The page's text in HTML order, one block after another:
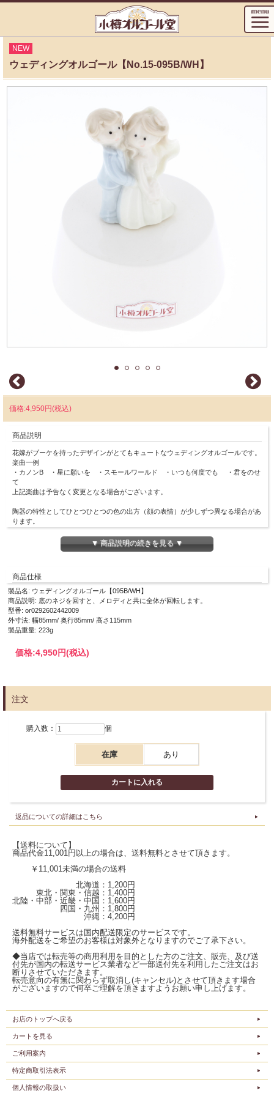
NEW
ウェディングオルゴール【No.15-095B/WH】
価格:4,950円(税込)
商品説明
花嫁がブーケを持ったデザインがとてもキュートなウェディングオルゴールです。
楽曲一例
・カノンB ・星に願いを ・スモールワールド ・いつも何度でも ・君をのせ
て
上記楽曲は予告なく変更となる場合がございます。
陶器の特性としてひとつひとつの色の出方（顔の表情）が少しずつ異なる場合があ
ります。
▼ 商品説明の続きを見る ▼
商品仕様
製品名: ウェディングオルゴール【095B/WH】
商品説明: 底のネジを回すと、メロディと共に全体が回転します。
型番: or0292602442009
外寸法: 幅85mm/ 奥行85mm/ 高さ115mm
製品重量: 223g
価格:4,950円(税込)
注文
購入数： 個
在庫 あり
返品についての詳細はこちら
【送料について】
商品代金11,001円以上の場合は、送料無料とさせて頂きます。
￥11,001未満の場合の送料
北海道：1,200円
東北・関東・信越：1,400円
北陸・中部・近畿・中国：1,600円
四国・九州：1,800円
沖縄：4,200円
送料無料サービスは国内配送限定のサービスです。
海外配送をご希望のお客様は対象外となりますのでご了承下さい。
◆当店では転売等の商用利用を目的とした方のご注文、販売、及び送
付先が国内の転送サービス業者など一部送付先を利用したご注文はお
断りさせていただきます。
転売意向の有無に関わらず取消し(キャンセル)とさせて頂きます場合
がございますので何卒ご理解を頂きますようお願い申し上げます。
お店のトップへ戻る
カートを見る
ご利用案内
特定商取引法表示
個人情報の取扱い